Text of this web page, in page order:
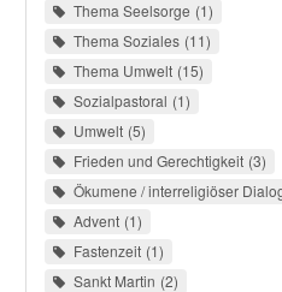
Thema Seelsorge 1
Thema Soziales 11
Thema Umwelt 15
Sozialpastoral 1
Umwelt 5
Frieden und Gerechtigkeit 3
Ökumene / interreligiöser
Advent 1
Fastenzeit 1
Sankt Martin 2